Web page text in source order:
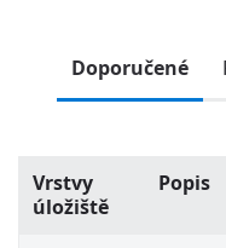
Doporučené
Vrstvy
úložiště
Popis